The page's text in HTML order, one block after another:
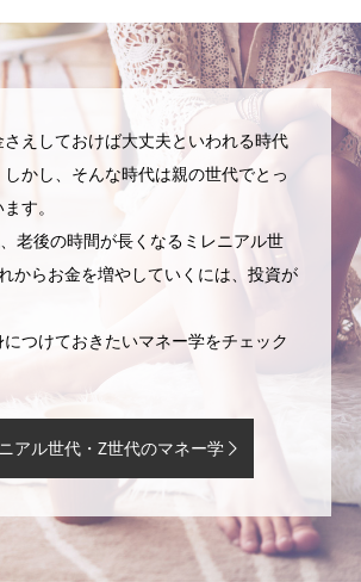
さえしておけば大丈夫といわれる時代
かし、そんな時代は親の世代でとっ
す。
老後の時間が長くなるミレニアル世
からお金を増やしていくには、投資が
つけておきたいマネー学をチェック
アル世代・Z世代のマネー学